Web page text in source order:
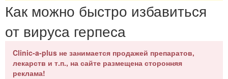
Как можно быстро избавиться
от вируса герпеса
Clinic-a-plus не занимается продажей препаратов,
лекарств и т.п., на сайте размещена сторонняя
реклама!